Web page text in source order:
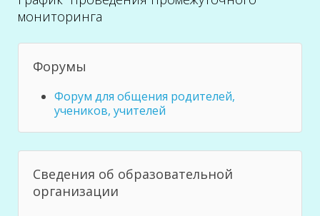
мониторинга
Форумы
Форум для общения родителей,
учеников, учителей
Сведения об образовательной
организации